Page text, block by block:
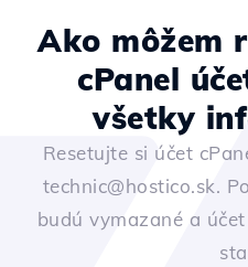
Ako môžem
cPanel
všetky
Resetujte si účet
technic@hostico.sk.
budú vymazané a